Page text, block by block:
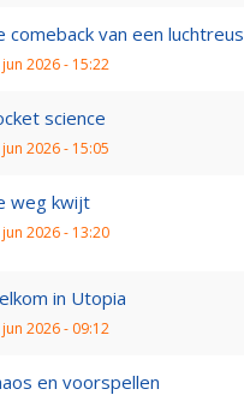
comeback van een luchtreus
2026 - 15:22
science
2026 - 15:05
weg kwijt
jun 2026 - 13:20
in Utopia
jun 2026 - 09:12
en voorspellen